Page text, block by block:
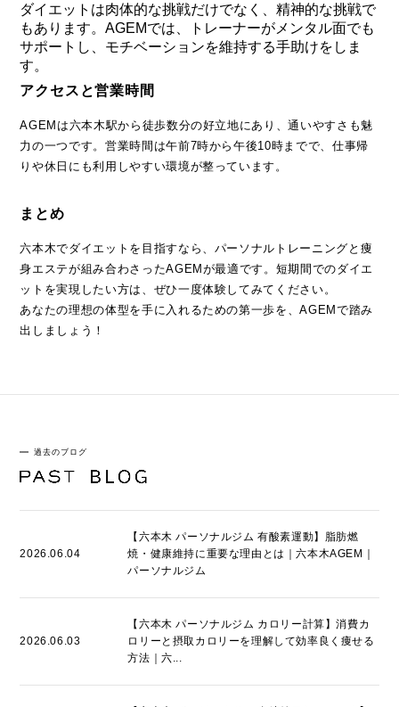
ダイエットは肉体的な挑戦だけでなく、精神的な挑戦で
もあります。AGEMでは、トレーナーがメンタル面でも
サポートし、モチベーションを維持する手助けをしま
す。
アクセスと営業時間
AGEMは六本木駅から徒歩数分の好立地にあり、通いやすさも魅
力の一つです。営業時間は午前7時から午後10時までで、仕事帰
りや休日にも利用しやすい環境が整っています。
まとめ
六本木でダイエットを目指すなら、パーソナルトレーニングと痩
身エステが組み合わさったAGEMが最適です。短期間でのダイエ
ットを実現したい方は、ぜひ一度体験してみてください。
あなたの理想の体型を手に入れるための第一歩を、AGEMで踏み
出しましょう！
過去のブログ
2026.06.04
【六本木 パーソナルジム 有酸素運動】脂肪燃
焼・健康維持に重要な理由とは｜六本木AGEM｜
パーソナルジム
2026.06.03
【六本木 パーソナルジム カロリー計算】消費カ
ロリーと摂取カロリーを理解して効率良く痩せる
方法｜六...